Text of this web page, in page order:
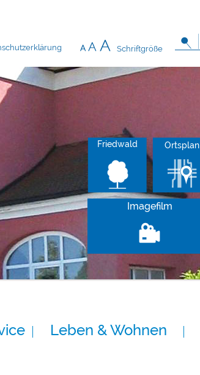
Schriftgröße
Friedwald Ortsplan
Imagefilm
Leben & Wohnen